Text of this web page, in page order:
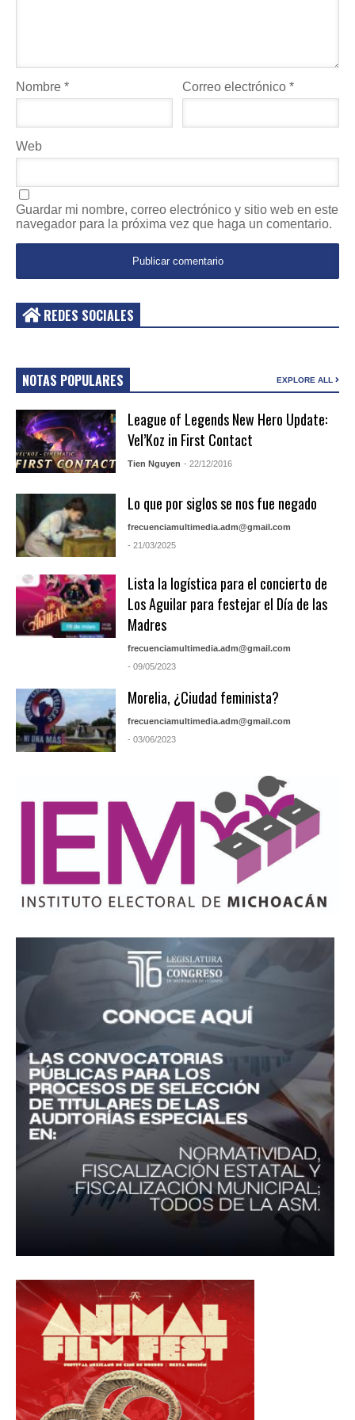
Nombre * Correo electrónico*
Web
Guardar mi nombre, correo electrónico y sitio web en este
navegador para la próxima vez que haga un comentario.
REDES SOCIALES
NOTAS POPULARES EXPLORE ALL
League of Legends New Hero Update:
Vel’Koz in First Contact
Tien Nguyen - 22/12/2016
Lo que por siglos se nos fue negado
frecuenciamultimedia.adm@gmail.com
- 21/03/2025
Lista la logística para el concierto de
Los Aguilar para festejar el Día de las
Madres
frecuenciamultimedia.adm@gmail.com
- 09/05/2023
Morelia, ¿Ciudad feminista?
frecuenciamultimedia.adm@gmail.com
- 03/06/2023